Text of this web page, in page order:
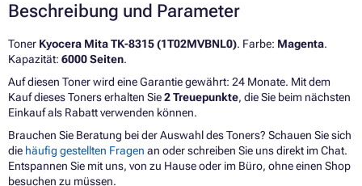
Beschreibung und Parameter
Toner Kyocera Mita TK-8315 (1T02MVBNL0). Farbe: Magenta.
Kapazität: 6000 Seiten.
Auf diesen Toner wird eine Garantie gewährt: 24 Monate. Mit dem
Kauf dieses Toners erhalten Sie2 Treuepunkte, die Sie beim nächsten
Einkauf als Rabatt verwenden können.
Brauchen Sie Beratung bei der Auswahl des Toners? Schauen Sie sich
die häufig gestellten Fragen an oder schreiben Sie uns direkt im Chat.
Entspannen Sie mit uns, von zu Hause oder im Büro, ohne einen Shop
besuchen zu müssen.